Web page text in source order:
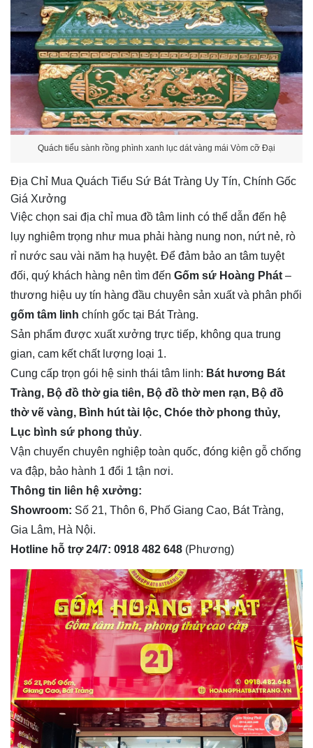
Quách tiểu sành rồng phình xanh lục dát vàng mái Vòm cỡ Đại
Địa Chỉ Mua Quách Tiểu Sứ Bát Tràng Uy Tín, Chính Gốc
Giá Xưởng
Việc chọn sai địa chỉ mua đồ tâm linh có thể dẫn đến hệ
lụy nghiêm trọng như mua phải hàng nung non, nứt nẻ, rò
rỉ nước sau vài năm hạ huyệt. Để đảm bảo an tâm tuyệt
đối, quý khách hàng nên tìm đến Gốm sứ Hoàng Phát –
thương hiệu uy tín hàng đầu chuyên sản xuất và phân phối
gốm tâm linh chính gốc tại Bát Tràng.
Sản phẩm được xuất xưởng trực tiếp, không qua trung
gian, cam kết chất lượng loại 1.
Cung cấp trọn gói hệ sinh thái tâm linh: Bát hương Bát
Tràng, Bộ đồ thờ gia tiên, Bộ đồ thờ men rạn, Bộ đồ
thờ vẽ vàng, Bình hút tài lộc, Chóe thờ phong thủy,
Lục bình sứ phong thủy.
Vận chuyển chuyên nghiệp toàn quốc, đóng kiện gỗ chống
va đập, bảo hành 1 đổi 1 tận nơi.
Thông tin liên hệ xưởng:
Showroom: Số 21, Thôn 6, Phố Giang Cao, Bát Tràng,
Gia Lâm, Hà Nội.
Hotline hỗ trợ 24/7: 0918 482 648 (Phương)